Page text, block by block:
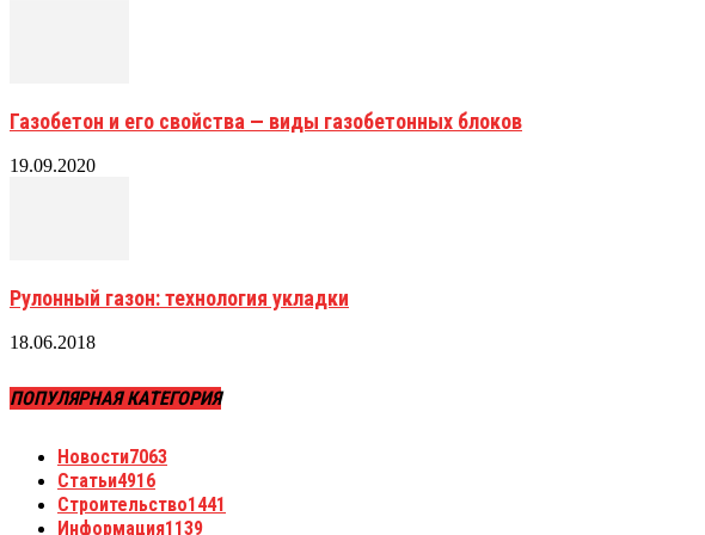
Газобетон и его свойства — виды газобетонных блоков
19.09.2020
Рулонный газон: технология укладки
18.06.2018
ПОПУЛЯРНАЯ КАТЕГОРИЯ
Новости7063
Статьи4916
Строительство1441
Информация1139